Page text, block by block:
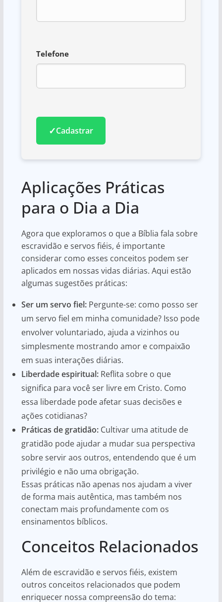
Telefone
✓Cadastrar
Aplicações Práticas
para o Dia a Dia
Agora que exploramos o que a Bíblia fala sobre
escravidão e servos fiéis, é importante
considerar como esses conceitos podem ser
aplicados em nossas vidas diárias. Aqui estão
algumas sugestões práticas:
Ser um servo fiel:Pergunte-se: como posso ser
um servo fiel em minha comunidade? Isso pode
envolver voluntariado, ajuda a vizinhos ou
simplesmente mostrando amor e compaixão
em suas interações diárias.
Liberdade espiritual:Reflita sobre o que
significa para você ser livre em Cristo. Como
essa liberdade pode afetar suas decisões e
ações cotidianas?
Práticas de gratidão:Cultivar uma atitude de
gratidão pode ajudar a mudar sua perspectiva
sobre servir aos outros, entendendo que é um
privilégio e não uma obrigação.
Essas práticas não apenas nos ajudam a viver
de forma mais autêntica, mas também nos
conectam mais profundamente com os
ensinamentos bíblicos.
Conceitos Relacionados
Além de escravidão e servos fiéis, existem
outros conceitos relacionados que podem
enriquecer nossa compreensão do tema: